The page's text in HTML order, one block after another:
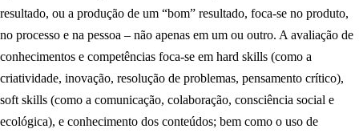
resultado, ou a produção de um “bom” resultado, foca-se no produto,
no processo e na pessoa – não apenas em um ou outro. A avaliação de
conhecimentos e competências foca-se em hard skills (como a
criatividade, inovação, resolução de problemas, pensamento crítico),
soft skills (como a comunicação, colaboração, consciência social e
ecológica), e conhecimento dos conteúdos; bem como o uso de